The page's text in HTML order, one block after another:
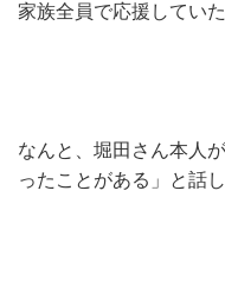
家族全員で応援していた
なんと、堀田さん本人
ったことがある」と話